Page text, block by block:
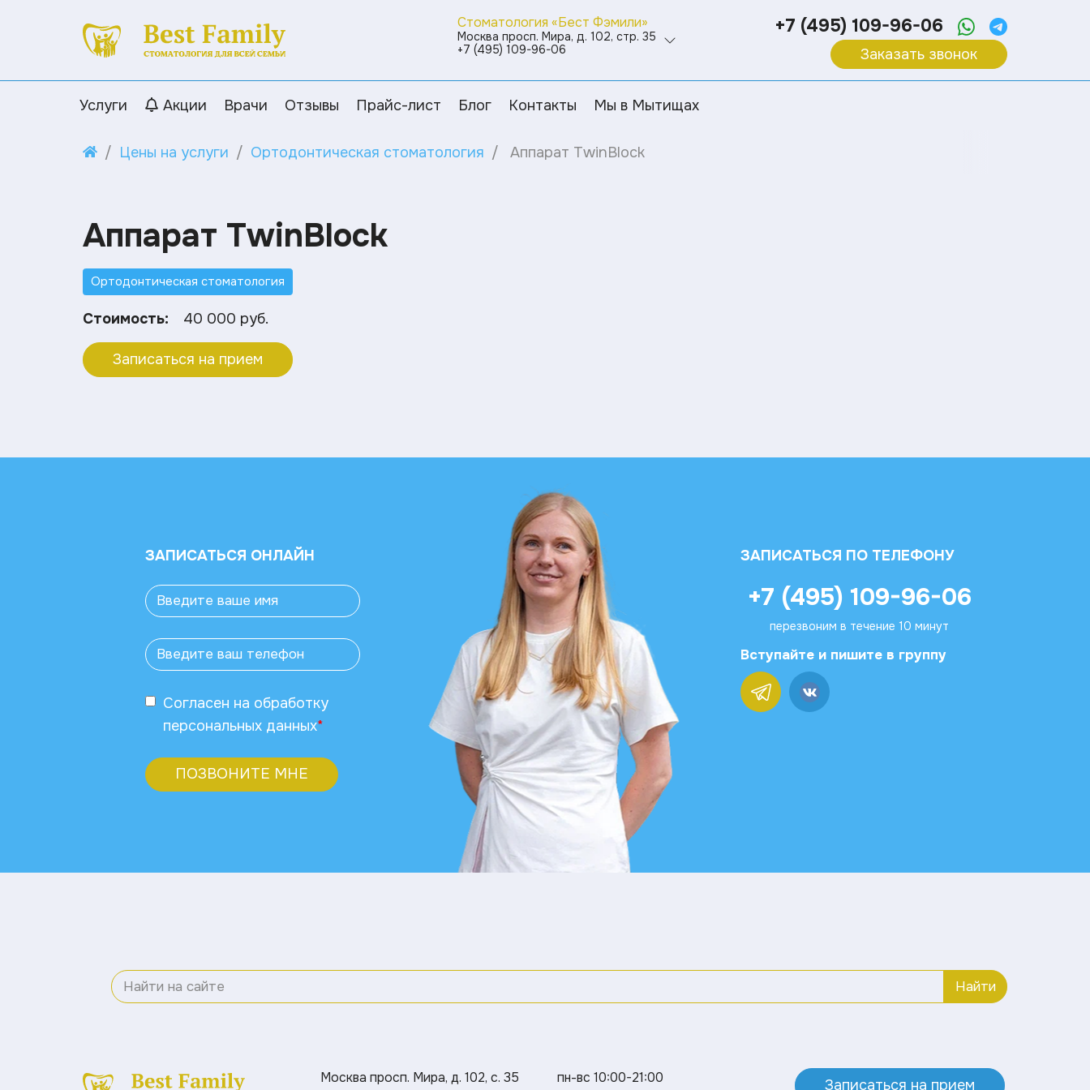
Стоматология «Бест Фэмили»
Москва просп. Мира, д. 102, стр. 35
+7 (495) 109-96-06
+7 (495) 109-96-06
Заказать звонок
Услуги Акции Врачи Отзывы Прайс-лист Блог Контакты Мы в Мытищах
Цены на услуги Ортодонтическая стоматология Аппарат TwinBlock
Аппарат TwinBlock
Ортодонтическая стоматология
Стоимость: 40 000 руб.
Записаться на прием
ЗАПИСАТЬСЯ ОНЛАЙН
Согласен на обработку
персональных данных*
ПОЗВОНИТЕ МНЕ
ЗАПИСАТЬСЯ ПО ТЕЛЕФОНУ
+7 (495) 109-96-06
перезвоним в течение 10 минут
Вступайте и пишите в группу
Найти
Москва просп. Мира, д. 102, с. 35 пн-вс 10:00-21:00 Записаться на прием